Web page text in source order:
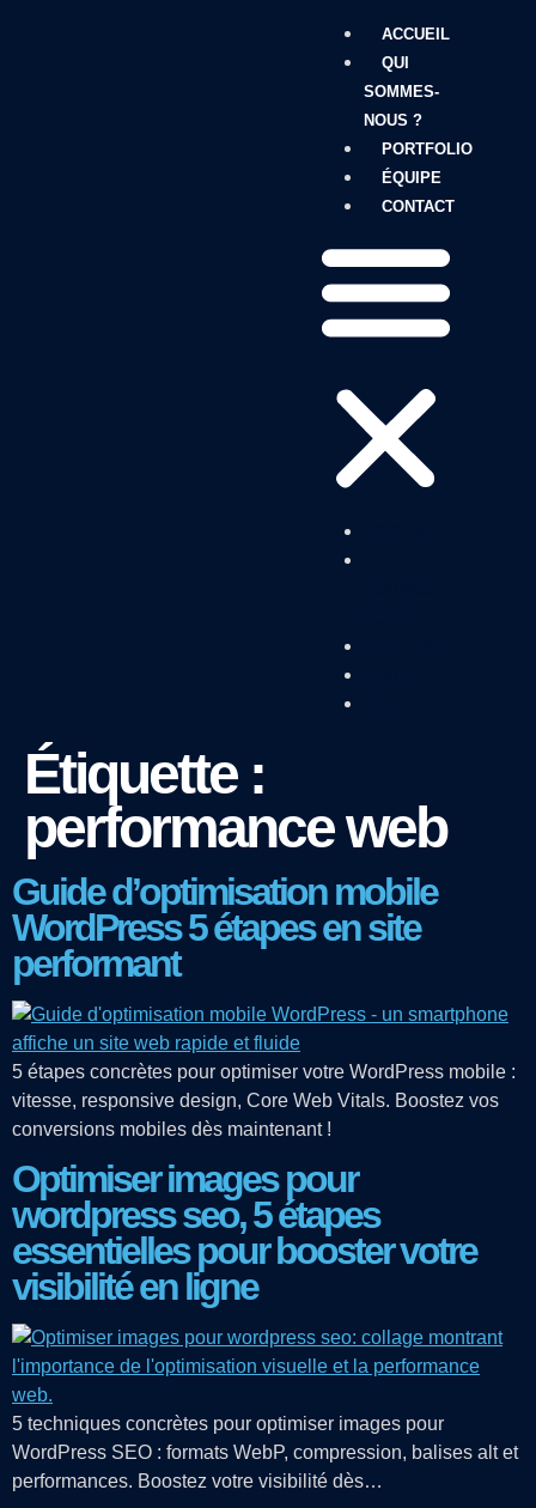
ACCUEIL
QUI
SOMMES-
NOUS ?
PORTFOLIO
ÉQUIPE
CONTACT
Étiquette :
performance web
Guide d’optimisation mobile
WordPress 5 étapes en site
performant
5 étapes concrètes pour optimiser votre WordPress mobile :
vitesse, responsive design, Core Web Vitals. Boostez vos
conversions mobiles dès maintenant !
Optimiser images pour
wordpress seo, 5 étapes
essentielles pour booster votre
visibilité en ligne
5 techniques concrètes pour optimiser images pour
WordPress SEO : formats WebP, compression, balises alt et
performances. Boostez votre visibilité dès…